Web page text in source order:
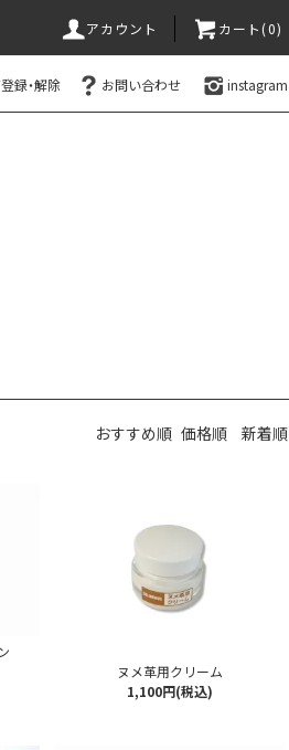
アカウント カート(0)
録・解除 お問い合わせ instagram
おすすめ順 価格順 新着順
ヌメ革用クリーム
1,100円(税込)